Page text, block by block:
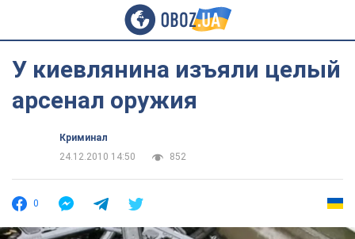
У киевлянина изъяли целый
арсенал оружия
Криминал
24.12.2010 14:50
852
0